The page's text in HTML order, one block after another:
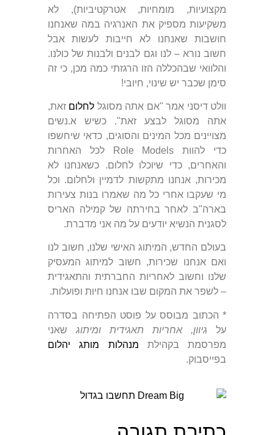
מקצועיות, מומחיות, אטרקטיביות), לא
משקיעות מספיק את האנרגיה במה שאנחנו
חושבות שאנחנו לא חייבות לעשות אבל
חשוב נורא – לנו וגם לבנים ולבנות של כולנו.
והלוואי שבהכללה הזו הרגזתי כמה מכן, כי זה
סימן שכבר יש שינוי, חיובי!
וולט דיסני אמר "אם אתה מסוגל לחלום זאת,
אתה מסוגל לבצע זאת". כשיש א.נשים
מצויינים מכל המינים והסוגים, כדאי שיחשפו
כדי להוות Role Models לכל האחרות
והאחרים, כדי שיוכלו לחלום. כשאנחנו לא
מכירות, אנחנו מתקשות לדמיין ולחלום. וכל
מי שעקבו אחרי כל מה שאמרו בנות צעירות
בארה"ב לאחר בחירתה של קמילה האריס
לסגנית הנשיא יודעים על מה אני מדברת.
בעולם החדש, המיתוג האישי שלנו, חשוב לנו
ואם אנחנו שכירות, חשוב למיתוג המעסיק
שלנו וחשוב לאחריות החברתית והתאגידית
– לשפר את המקום שבו אנחנו חיות ופועלות.
* הכתוב מבוסס על פוסט הפתיחה בסדרה
על גיוון, אחריות תאגידית ומיתוג שאני
מפרסמת בקהילת מנהלות מותג יהלום
בפייסבוק.